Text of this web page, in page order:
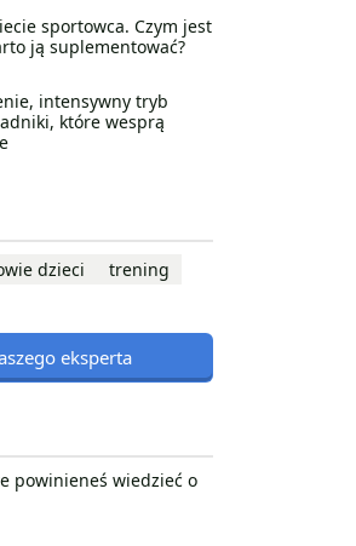
sportowca. Czym jest
ją suplementować?
intensywny tryb
które wesprą
dzieci trening
eksperta
powinieneś wiedzieć o